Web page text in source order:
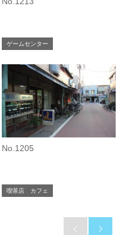
ゲームセンター
No.1205
喫茶店 カフェ
 